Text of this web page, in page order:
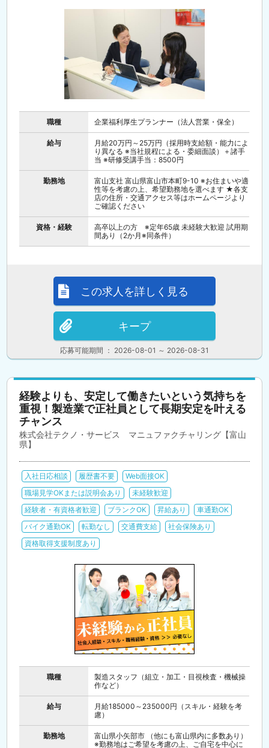
職種 企業福利厚生プランナー（法人営業・保全）
給与
月給20万円～25万円（採用時支給額・能力によ
り異なる ※当社規程による・委細面談）＋諸手
当 ※研修受講手当：8500円
勤務地
富山支社 富山県富山市本町9-10 ※お住まいや適
性等を考慮の上、希望勤務地を選べます ★各支
店の住所・交通アクセス等はホームページより
ご確認ください
資格・経験
高卒以上の方 ※定年65歳 未経験大歓迎 試用期
間あり（2か月※同条件）
応募可能期間 ： 2026-08-01 ～ 2026-08-31
この求人を詳しく見る
キープ
経験よりも、安定して働きたいという気持ちを
重視！製造業で正社員として長期安定を叶える
チャンス
株式会社テクノ・サービス マニュファクチャリング【富山
県】
入社日応相談 履歴書不要
Web面接OK
職場見学OKまたは説明会あり
未経験歓迎
経験者・有資格者歓迎
ブランクOK 昇給あり
車通勤OK
バイク通勤OK
転勤なし 交通費支給
社会保険あり
資格取得支援制度あり
職種
製造スタッフ（組立・加工・目視検査・機械操
作など）
給与
月給185000～235000円（スキル・経験を考
慮）
勤務地
富山県小矢部市 （他にも富山県内に多数あり）
※勤務地はご希望を考慮の上、ご自宅を中心に